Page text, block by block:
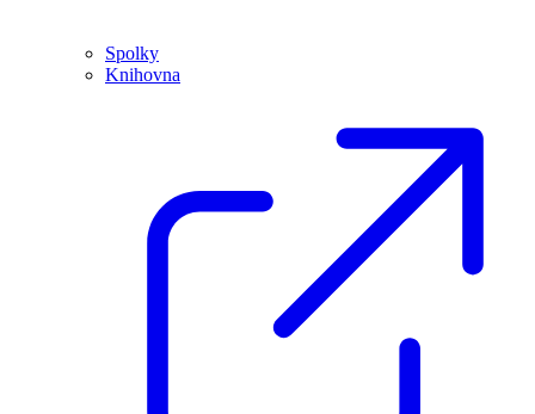
Spolky
Knihovna